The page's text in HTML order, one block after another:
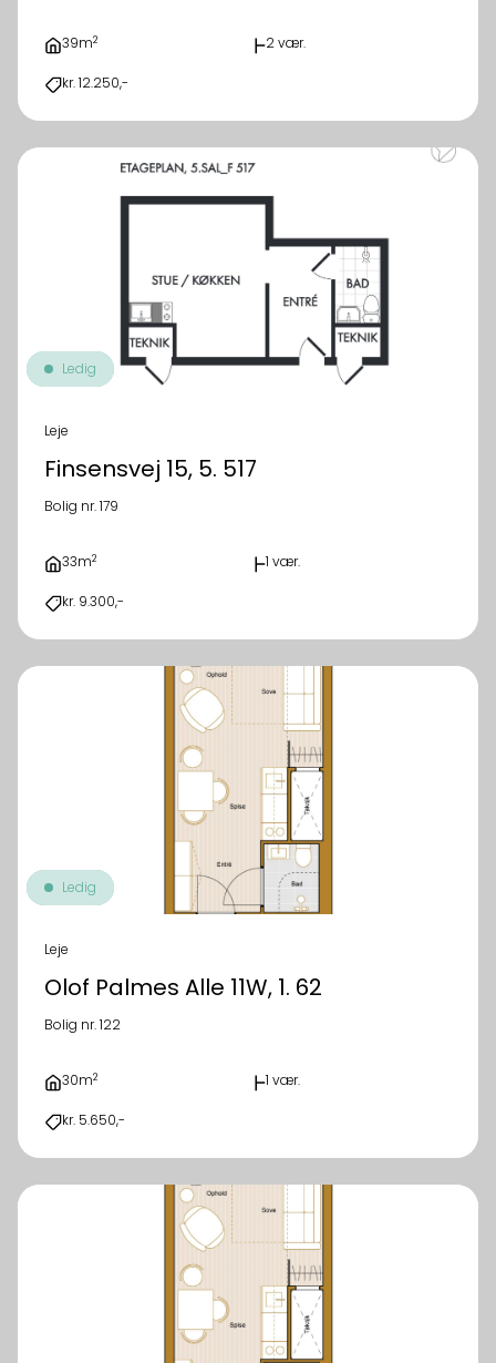
39m2 2 vær.
kr. 12.250,-
Ledig
Leje
Finsensvej 15, 5. 517
Bolig nr. 179
33m2 1 vær.
kr. 9.300,-
Ledig
Leje
Olof Palmes Alle 11W, 1. 62
Bolig nr. 122
30m2 1 vær.
kr. 5.650,-